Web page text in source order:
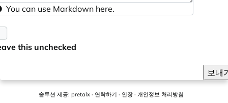
You can use Markdown here.
this unchecked
보내
솔루션 제공: pretalx· 연락하기 · 인장· 개인정보 처리방침